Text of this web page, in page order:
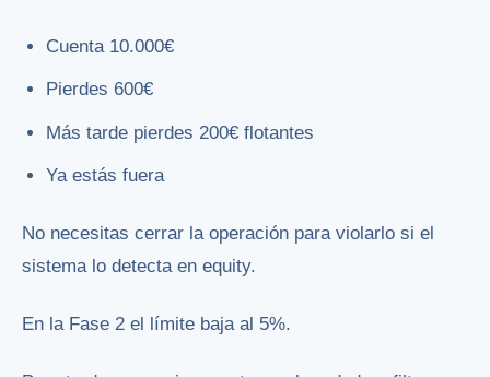
Cuenta 10.000€
Pierdes 600€
Más tarde pierdes 200€ flotantes
Ya estás fuera
No necesitas cerrar la operación para violarlo si el
sistema lo detecta en equity.
En la Fase 2 el límite baja al 5%.